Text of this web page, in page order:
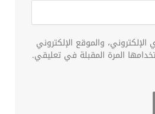
والموقع الإلكتروني
المرة المقبلة في تعليقي.